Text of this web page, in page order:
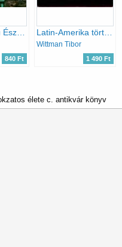
840 Ft
Latin-Amerika története
Wittman Tibor
1 490 Ft
élete c. antikvár könyv